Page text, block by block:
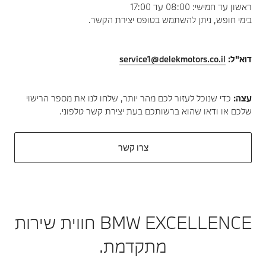
ראשון עד חמישי: 08:00 עד 17:00
בימי חופש, ניתן להשתמש בטופס יצירת הקשר.
דוא"ל: service1@delekmotors.co.il
עצה:כדי שנוכל לעזור לכם מהר יותר, שלחו לנו את מספר הרישוי
שלכם או ודאו שהוא ברשותכם בעת יצירת קשר טלפוני.
צרו קשר
BMW EXCELLENCE חווית שירות
מתקדמת.